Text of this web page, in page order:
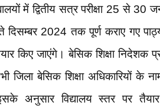
में द्वितीय सत्र परीक्षा 25 से 30
दिसम्बर 2024 तक पूर्ण कराए गए
किए जाएंगे। बेसिक शिक्षा निदेशक
बेसिक शिक्षा अधिकारियों के
अनुसार विद्यालय स्तर पर